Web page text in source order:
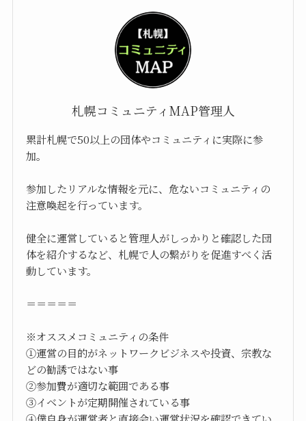
札幌コミュニティMAP管理人
累計札幌で50以上の団体やコミュニティに実際に参
加。
参加したリアルな情報を元に、危ないコミュニティの
注意喚起を行っています。
健全に運営していると管理人がしっかりと確認した団
体を紹介するなど、札幌で人の繋がりを促進すべく活
動しています。
＝＝＝＝＝
※オススメコミュニティの条件
①運営の目的がネットワークビジネスや投資、宗教な
どの勧誘ではない事
②参加費が適切な範囲である事
③イベントが定期開催されている事